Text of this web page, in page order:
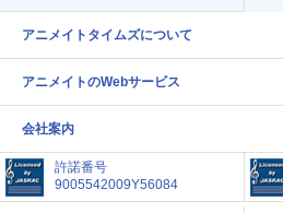
アニメイトタイムズについて
アニメイトのWebサービス
会社案内
許諾番号
9005542009Y56084